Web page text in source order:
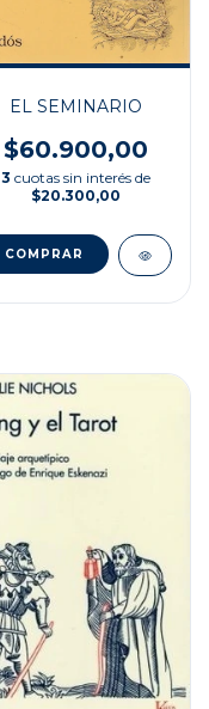
EL SEMINARIO
$60.900,00
3 cuotas sin interés de
$20.300,00